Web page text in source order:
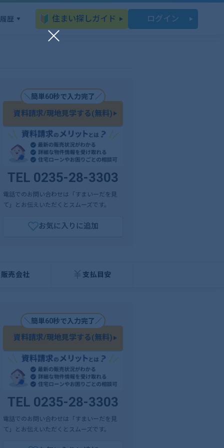
歴 住まい探しガイド ログイン
販売会社 支払目安
＼簡単60秒で入力完了／
資料請求/現地見学する(無料)
TEL 0235-28-3303
電話でのお問い合わせは「すまいーだを見
て」とお伝えいただくとスムーズです。
お気に入りに追加
＼簡単60秒で入力完了／
資料請求/現地見学する(無料)
TEL 0235-28-3303
電話でのお問い合わせは「すまいーだを見
て」とお伝えいただくとスムーズです。